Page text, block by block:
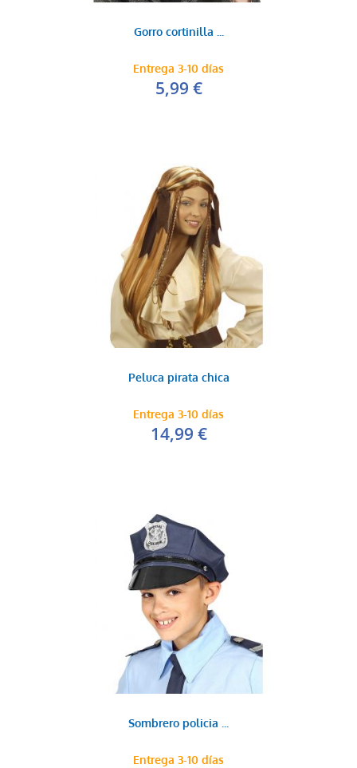
Gorro cortinilla ...
Entrega 3-10 días
5,99 €
Peluca pirata chica
Entrega 3-10 días
14,99 €
Sombrero policia ...
Entrega 3-10 días